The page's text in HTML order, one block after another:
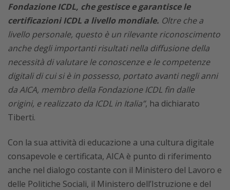
Fondazione ICDL, che gestisce e garantisce le
certificazioni ICDL a livello mondiale. Oltre che a
livello personale, questo è un rilevante riconoscimento
anche degli importanti risultati nella diffusione della
necessità di valutare le conoscenze e le competenze
digitali di cui si è in possesso, portato avanti negli anni
da AICA, membro della Fondazione ICDL fin dalle
origini, e realizzato da ICDL in Italia”, ha dichiarato
Tiberti.
Con la sua attività di educazione a una cultura digitale
consapevole e certificata, AICA è punto di riferimento
anche nel dialogo costante con il Ministero del Lavoro e
delle Politiche Sociali, il Ministero dell’Istruzione e del